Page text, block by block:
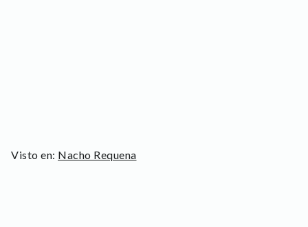
Visto en: Nacho Requena